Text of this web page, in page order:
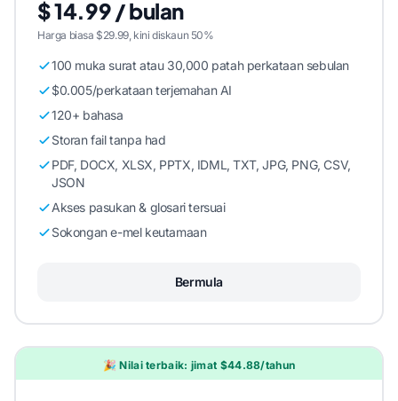
$ 14.99 / bulan
Harga biasa $29.99, kini diskaun 50%
100 muka surat atau 30,000 patah perkataan sebulan
$0.005/perkataan terjemahan AI
120+ bahasa
Storan fail tanpa had
PDF, DOCX, XLSX, PPTX, IDML, TXT, JPG, PNG, CSV,
JSON
Akses pasukan & glosari tersuai
Sokongan e-mel keutamaan
Bermula
🎉 Nilai terbaik: jimat $44.88/tahun